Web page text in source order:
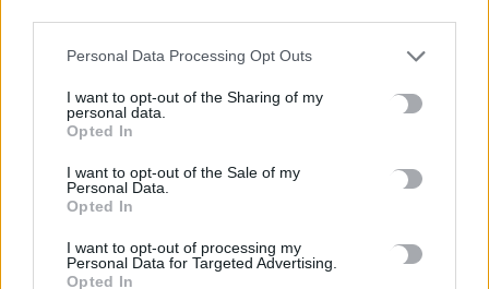
Personal Data Processing Opt Outs
I want to opt-out of the Sharing of my
personal data.
Opted In
I want to opt-out of the Sale of my
Personal Data.
Opted In
I want to opt-out of processing my
Personal Data for Targeted Advertising.
Opted In
Με το «σταγονόμετρο» η διέλευση πλοίων από το Στενό του
7 Αυγούστου, 2026
η αντίπαλος του ΟΦΗ
7 Αυγούστου, 2026
Τραγωδία στις Σέρρες: Σφοδρή μετωπική σύγκρουση